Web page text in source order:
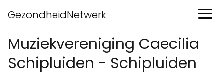
GezondheidNetwerk
Muziekvereniging Caecilia
Schipluiden - Schipluiden